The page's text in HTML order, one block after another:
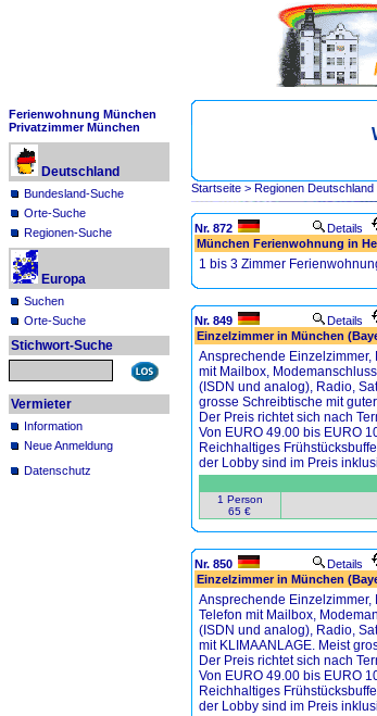
Ferienwohnung München
Privatzimmer München
Deutschland
Bundesland-Suche
Orte-Suche
Regionen-Suche
Europa
Suchen
Orte-Suche
Stichwort-Suche
Vermieter
Information
Neue Anmeldung
Datenschutz
Startseite > Regionen Deutschland
Nr. 872 Details
München Ferienwohnung in
1 bis 3 Zimmer
Nr. 849 Details
Einzelzimmer in München
Ansprechende Einzelzimmer,
mit Mailbox, Modemanschluss
(ISDN und analog), Radio,
grosse Schreibtische mit
Der Preis richtet sich nach
Von EURO 49.00 bis EURO
Reichhaltiges
der Lobby sind im Preis
1 Person
65 €
Nr. 850 Details
Einzelzimmer in München
Ansprechende
Telefon mit Mailbox,
(ISDN und analog), Radio,
mit KLIMAANLAGE. Meist
Der Preis richtet sich nach
Von EURO 49.00 bis EURO
Reichhaltiges
der Lobby sind im Preis